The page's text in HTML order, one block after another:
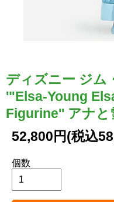
ディズニー ジム
'"Elsa-Young
Figurine'' アナと
52,800円(税込
個数